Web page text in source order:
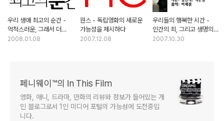
우리 생애 최고의 순간 -
억척스러운, 그래서 더
사랑스런 그녀들
2008.01.08
원스 - 독립영화의 새로운
가능성을 제시하다
2007.12.08
우리들의 행복한 시간 -
인간의 죄, 그리고 생명의
무게
2007.10.30
페니웨이™의 In This Film
영화, 애니, 드라마, 만화의 리뷰와 정보가 들어있는 개
인 블로그로서 1인 미디어 포털의 가능성에 도전중입
니다.